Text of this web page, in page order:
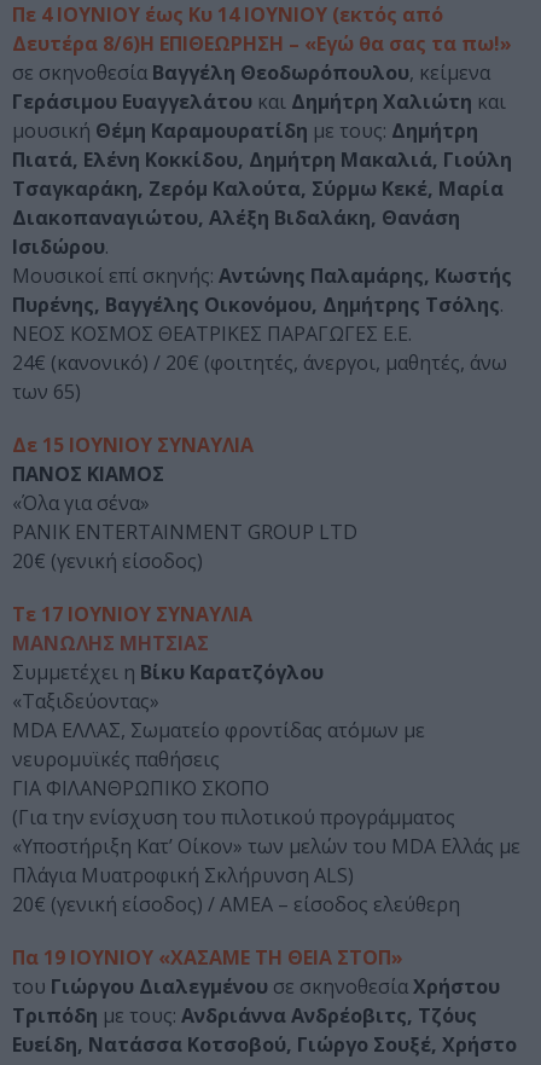
Πε 4 ΙΟΥΝΙΟΥ έως Κυ 14 ΙΟΥΝΙΟΥ (εκτός από
Δευτέρα 8/6)Η ΕΠΙΘΕΩΡΗΣΗ – «Εγώ θα σας τα πω!»
σε σκηνοθεσία Βαγγέλη Θεοδωρόπουλου, κείμενα
Γεράσιμου Ευαγγελάτου και Δημήτρη Χαλιώτη και
μουσική Θέμη Καραμουρατίδη με τους: Δημήτρη
Πιατά, Ελένη Κοκκίδου, Δημήτρη Μακαλιά, Γιούλη
Τσαγκαράκη, Ζερόμ Καλούτα, Σύρμω Κεκέ, Μαρία
Διακοπαναγιώτου, Αλέξη Βιδαλάκη, Θανάση
Ισιδώρου.
Μουσικοί επί σκηνής: Αντώνης Παλαμάρης, Κωστής
Πυρένης, Βαγγέλης Οικονόμου, Δημήτρης Τσόλης.
ΝΕΟΣ ΚΟΣΜΟΣ ΘΕΑΤΡΙΚΕΣ ΠΑΡΑΓΩΓΕΣ Ε.Ε.
24€ (κανονικό) / 20€ (φοιτητές, άνεργοι, μαθητές, άνω
των 65)
Δε 15 ΙΟΥΝΙΟΥ ΣΥΝΑΥΛΙΑ
ΠΑΝΟΣ ΚΙΑΜΟΣ
«Όλα για σένα»
PANIK ENTERTAINMENT GROUP LTD
20€ (γενική είσοδος)
Τε 17 ΙΟΥΝΙΟΥ ΣΥΝΑΥΛΙΑ
ΜΑΝΩΛΗΣ ΜΗΤΣΙΑΣ
Συμμετέχει η Βίκυ Καρατζόγλου
«Ταξιδεύοντας»
MDA ΕΛΛΑΣ, Σωματείο φροντίδας ατόμων με
νευρομυϊκές παθήσεις
ΓΙΑ ΦΙΛΑΝΘΡΩΠΙΚΟ ΣΚΟΠΟ
(Για την ενίσχυση του πιλοτικού προγράμματος
«Υποστήριξη Κατ’ Οίκον» των μελών του MDA Ελλάς με
Πλάγια Μυατροφική Σκλήρυνση ALS)
20€ (γενική είσοδος) / ΑΜΕΑ – είσοδος ελεύθερη
Πα 19 ΙΟΥΝΙΟΥ «ΧΑΣΑΜΕ ΤΗ ΘΕΙΑ ΣΤΟΠ»
του Γιώργου Διαλεγμένου σε σκηνοθεσίαΧρήστου
Τριπόδη με τους: Ανδριάννα Ανδρέοβιτς, Τζόυς
Ευείδη, Νατάσσα Κοτσοβού, Γιώργο Σουξέ, Χρήστο